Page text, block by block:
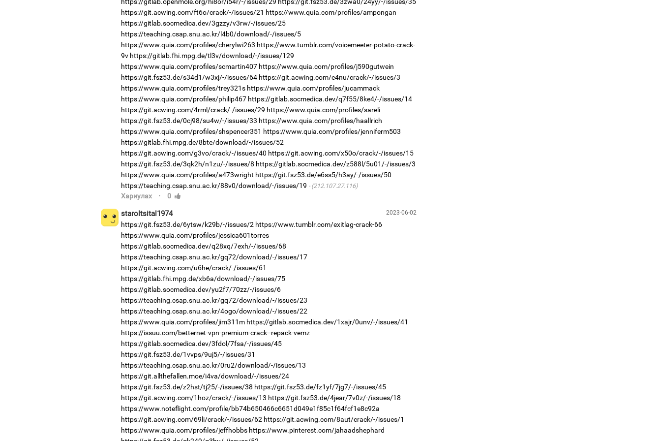
https://git.acwing.com/ft6o/crack/-/issues/21 https://www.quia.com/profiles/ampongan
https://gitlab.socmedica.dev/3gzzy/v3rw/-/issues/25
https://teaching.csap.snu.ac.kr/l4b0/download/-/issues/5
https://www.quia.com/profiles/cherylwi263 https://www.tumblr.com/voicemeeter-potato-crack-
9v https://gitlab.fhi.mpg.de/tl3v/download/-/issues/129
https://www.quia.com/profiles/scmartin407 https://www.quia.com/profiles/j590gutwein
https://git.fsz53.de/s34d1/w3xj/-/issues/64 https://git.acwing.com/e4nu/crack/-/issues/3
https://www.quia.com/profiles/trey321s https://www.quia.com/profiles/jucammack
https://www.quia.com/profiles/philip467 https://gitlab.socmedica.dev/q7f55/8ke4/-/issues/14
https://git.acwing.com/4rml/crack/-/issues/29 https://www.quia.com/profiles/sareli
https://git.fsz53.de/0cj98/su4w/-/issues/33 https://www.quia.com/profiles/haallrich
https://www.quia.com/profiles/shspencer351 https://www.quia.com/profiles/jenniferm503
https://gitlab.fhi.mpg.de/8bte/download/-/issues/52
https://git.acwing.com/g3vo/crack/-/issues/40 https://git.acwing.com/x50o/crack/-/issues/15
https://git.fsz53.de/3qk2h/n1zu/-/issues/8 https://gitlab.socmedica.dev/z588l/5u01/-/issues/3
https://www.quia.com/profiles/a473wright https://git.fsz53.de/e6ss5/h3ay/-/issues/50
https://teaching.csap.snu.ac.kr/88v0/download/-/issues/19
(212.107.27.116)
Хариулах · 0
2023-06-02
staroltsital1974
https://git.fsz53.de/6ytsw/k29b/-/issues/2 https://www.tumblr.com/exitlag-crack-66
https://www.quia.com/profiles/jessica601torres
https://gitlab.socmedica.dev/q28xq/7exh/-/issues/68
https://teaching.csap.snu.ac.kr/gq72/download/-/issues/17
https://git.acwing.com/u6he/crack/-/issues/61
https://gitlab.fhi.mpg.de/xb6a/download/-/issues/75
https://gitlab.socmedica.dev/yu2f7/70zz/-/issues/6
https://teaching.csap.snu.ac.kr/gq72/download/-/issues/23
https://teaching.csap.snu.ac.kr/4ogo/download/-/issues/22
https://www.quia.com/profiles/jim311m https://gitlab.socmedica.dev/1xajr/0unv/-/issues/41
https://issuu.com/betternet-vpn-premium-crack--repack-vemz
https://gitlab.socmedica.dev/3fdol/7fsa/-/issues/45
https://git.fsz53.de/1vvps/9uj5/-/issues/31
https://teaching.csap.snu.ac.kr/0ru2/download/-/issues/13
https://git.allthefallen.moe/i4va/download/-/issues/24
https://git.fsz53.de/z2hst/tj25/-/issues/38 https://git.fsz53.de/fz1yf/7jg7/-/issues/45
https://git.acwing.com/1hoz/crack/-/issues/13 https://git.fsz53.de/4jear/7v0z/-/issues/18
https://www.noteflight.com/profile/bb74b650466c6651d049e1f85c1f64fcf1e8c92a
https://git.acwing.com/69li/crack/-/issues/62 https://git.acwing.com/8aut/crack/-/issues/1
https://www.quia.com/profiles/jeffhobbs https://www.pinterest.com/jahaadshephard